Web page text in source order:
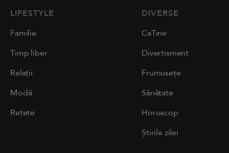
LIFESTYLE
Familie
Timp liber
Relații
Modă
Rețete
DIVERSE
CaTine
Divertisment
Frumusețe
Sănătate
Horoscop
Știrile zilei